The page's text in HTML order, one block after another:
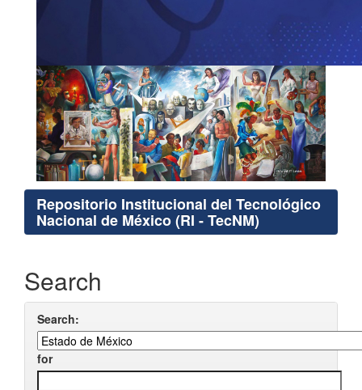
Repositorio Institucional del Tecnológico
Nacional de México (RI - TecNM)
Search
Search:
for